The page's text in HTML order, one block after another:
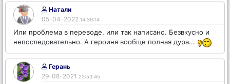
Натали
05-04-2022 14:39:14
Или проблема в переводе, или так написано. Безвкусно и
непоследовательно. А героиня вообще полная дура...
Герань
29-08-2021 22:53:45